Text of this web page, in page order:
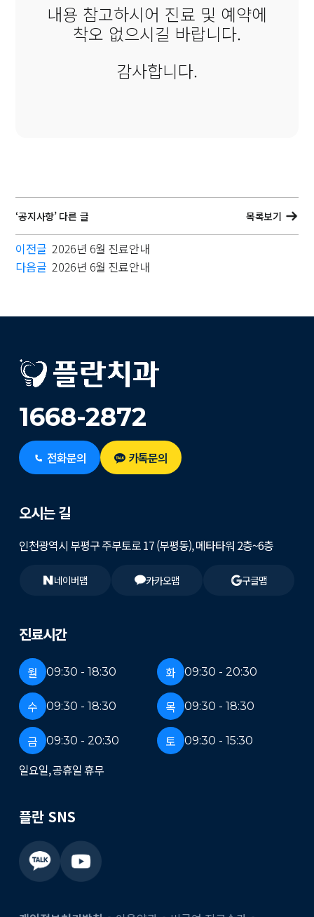
내용 참고하시어 진료 및 예약에
착오 없으시길 바랍니다.
감사합니다.
‘공지사항’ 다른 글 목록보기
이전글 2026년 6월 진료안내
다음글 2026년 6월 진료안내
1668-2872
전화문의 카톡문의
진료시간
월 09:30 - 18:30 화 09:30 - 20:30
수 09:30 - 18:30 목 09:30 - 18:30
금 09:30 - 20:30 토 09:30 - 15:30
일요일, 공휴일 휴무
오시는 길
인천광역시 부평구 주부토로 17 (부평동), 메타타워 2층~6층
네이버맵 카카오맵 구글맵
플란 SNS